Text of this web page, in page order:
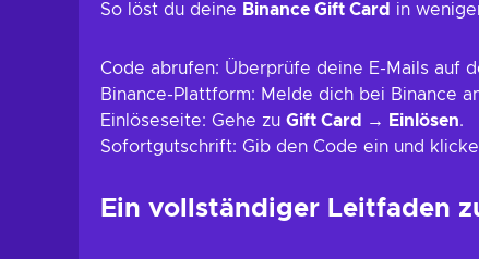
So löst du deine Binance Gift Card in
Code abrufen: Überprüfe deine E-Mails auf
Binance-Plattform: Melde dich bei Binance
Einlöseseite: Gehe zu Gift Card → Einlösen.
Sofortgutschrift: Gib den Code ein und
Ein vollständiger Leitfaden